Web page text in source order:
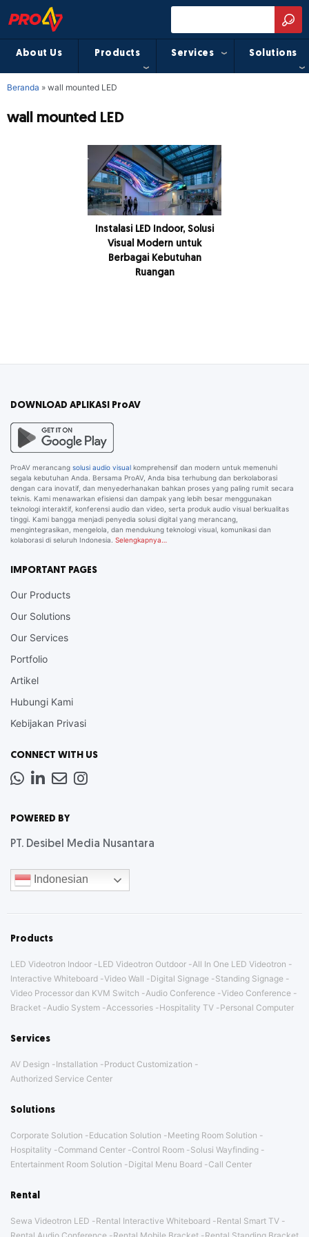
About Us Products Services Solutions
Beranda » wall mounted LED
wall mounted LED
Instalasi LED Indoor, Solusi
Visual Modern untuk
Berbagai Kebutuhan
Ruangan
DOWNLOAD APLIKASI ProAV
ProAV merancang solusi audio visual komprehensif dan modern untuk memenuhi
segala kebutuhan Anda. Bersama ProAV, Anda bisa terhubung dan berkolaborasi
dengan cara inovatif, dan menyederhanakan bahkan proses yang paling rumit secara
teknis. Kami menawarkan efisiensi dan dampak yang lebih besar menggunakan
teknologi interaktif, konferensi audio dan video, serta produk audio visual berkualitas
tinggi. Kami bangga menjadi penyedia solusi digital yang merancang,
mengintegrasikan, mengelola, dan mendukung teknologi visual, komunikasi dan
kolaborasi di seluruh Indonesia. Selengkapnya…
IMPORTANT PAGES
Our Products
Our Solutions
Our Services
Portfolio
Artikel
Hubungi Kami
Kebijakan Privasi
CONNECT WITH US
Whatsapp
LinkedIn
NewsInstagram
POWERED BY
PT. Desibel Media Nusantara
Indonesian
Products
LED Videotron Indoor LED Videotron Outdoor
All In One LED Videotron
Interactive Whiteboard Video Wall Digital Signage
Standing Signage
Video Processor dan KVM Switch
Audio Conference Video Conference
Bracket
Audio System Accessories Hospitality TV Personal Computer
Services
AV Design Installation
Product Customization
Authorized Service Center
Solutions
Corporate Solution Education Solution
Meeting Room Solution
Hospitality
Command Center Control Room
Solusi Wayfinding
Entertainment Room Solution
Digital Menu Board Call Center
Rental
Sewa Videotron LED Rental Interactive Whiteboard
Rental Smart TV